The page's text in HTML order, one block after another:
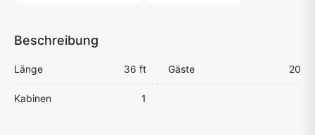
Beschreibung
Länge 36 ft Gäste 20
Kabinen 1